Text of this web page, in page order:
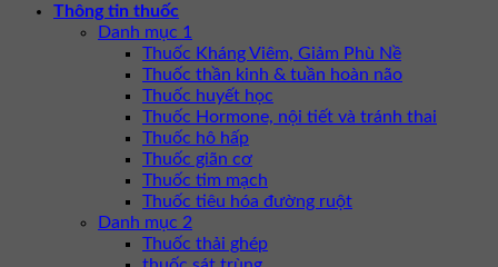
Thông tin thuốc
Danh mục 1
Thuốc Kháng Viêm, Giảm Phù Nề
Thuốc thần kinh & tuần hoàn não
Thuốc huyết học
Thuốc Hormone, nội tiết và tránh thai
Thuốc hô hấp
Thuốc giãn cơ
Thuốc tim mạch
Thuốc tiêu hóa đường ruột
Danh mục 2
Thuốc thải ghép